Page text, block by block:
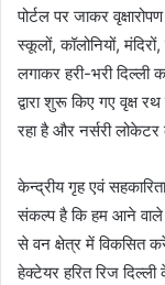
पोर्टल पर जाकर
स्कूलों, कॉलोनियों,
लगाकर हरी-भरी दिल्ली
द्वारा शुरू किए गए वृक्ष
रहा है और नर्सरी लोकेटर
केन्द्रीय गृह एवं
संकल्प है कि हम आने वाले
से वन क्षेत्र में विकसित
हेक्टेयर हरित रिज